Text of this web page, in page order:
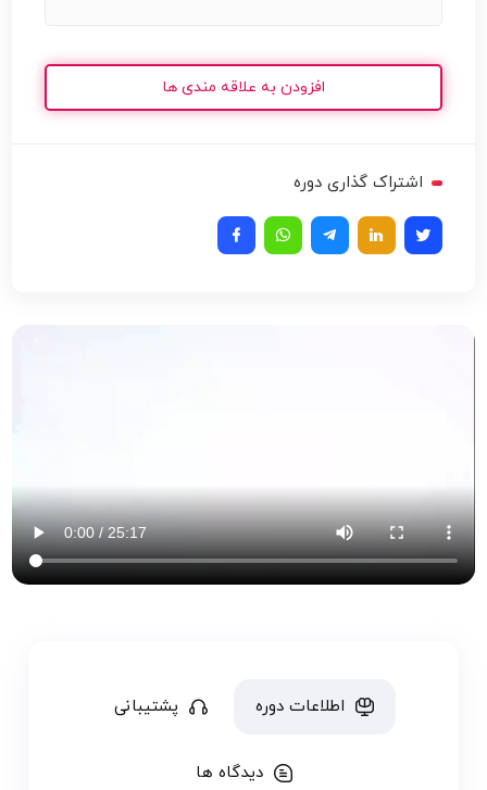
افزودن به علاقه مندی ها
اشتراک گذاری دوره
اطلاعات دوره پشتیبانی
دیدگاه ها